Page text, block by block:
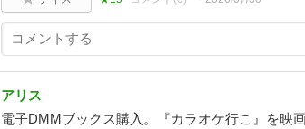
アリス
電子DMMブックス購入。『カラオケ行こ』を映